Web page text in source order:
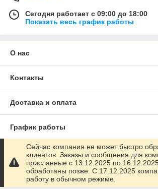
Сегодня работает с 09:00 до 18:00
Показать весь график работы
О нас
Контакты
Доставка и оплата
График работы
Полная версия сайта
Сайт создан на маркетплейсе
Сейчас компания не может быстро
клиентов. Заказы и сообщения для
присланные с 13.12.2025 по
обработаны позже. С 17.12.2025
работу в обычном режиме.